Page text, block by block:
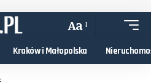
Aa
Kraków i Małopolska